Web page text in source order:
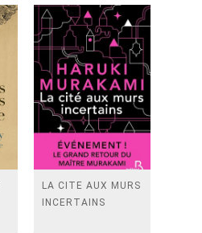
LA CITE AUX MURS
INCERTAINS